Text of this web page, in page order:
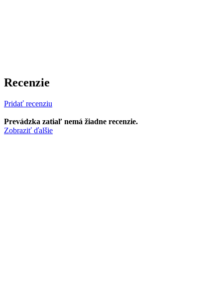
Recenzie
Pridať recenziu
Prevádzka zatiaľ nemá žiadne recenzie.
Zobraziť ďalšie